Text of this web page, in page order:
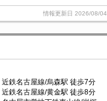
情報更新日 2026/08/04
近鉄名古屋線/烏森駅 徒歩7分
近鉄名古屋線/黄金駅 徒歩8分